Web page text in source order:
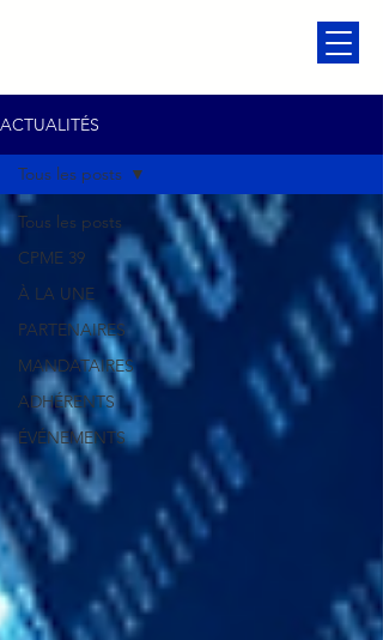
ACTUALITÉS
Tous les posts
CPME 39
À LA UNE
PARTENAIRES
MANDATAIRES
ADHÉRENTS
ÉVÉNEMENTS
Tous les posts